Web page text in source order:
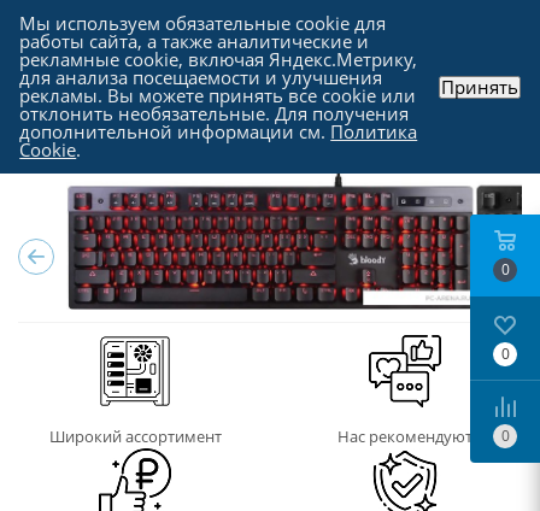
Каталог - Периферия - Клавиатуры
Широкий ассортимент Нас рекомендуют
0
0
0
Мы используем обязательные cookie для
работы сайта, а также аналитические и
рекламные cookie, включая Яндекс.Метрику,
для анализа посещаемости и улучшения
рекламы. Вы можете принять все cookie или
отклонить необязательные. Для получения
дополнительной информации см. Политика
Cookie.
Принять